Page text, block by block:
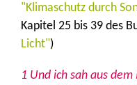
"Klimaschutz durch
Kapitel 25 bis 39 des
Licht")
1 Und ich sah aus